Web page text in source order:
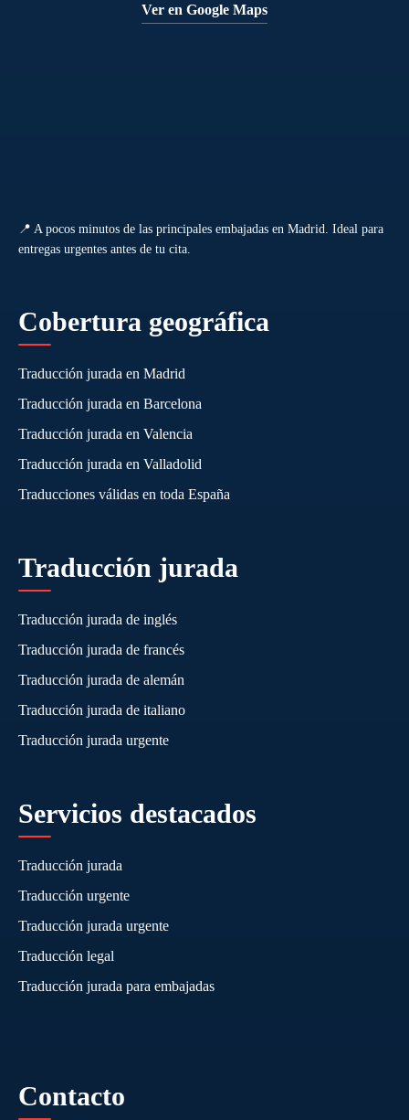
Ver en Google Maps
📍 A pocos minutos de las principales embajadas en Madrid. Ideal para
entregas urgentes antes de tu cita.
Cobertura geográfica
Traducción jurada en Madrid
Traducción jurada en Barcelona
Traducción jurada en Valencia
Traducción jurada en Valladolid
Traducciones válidas en toda España
Traducción jurada
Traducción jurada de inglés
Traducción jurada de francés
Traducción jurada de alemán
Traducción jurada de italiano
Traducción jurada urgente
Servicios destacados
Traducción jurada
Traducción urgente
Traducción jurada urgente
Traducción legal
Traducción jurada para embajadas
Contacto